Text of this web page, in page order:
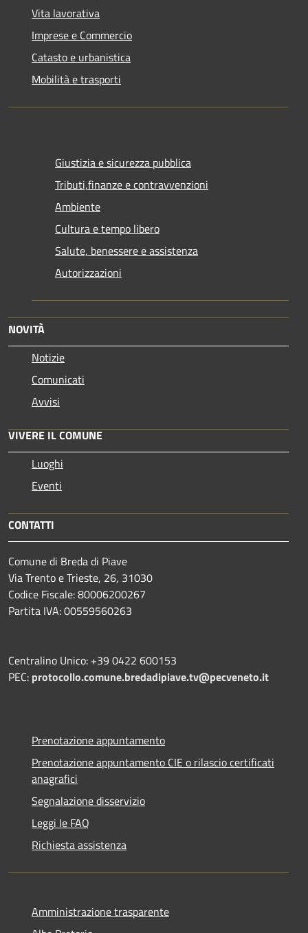
Vita lavorativa
Imprese e Commercio
Catasto e urbanistica
Mobilità e trasporti
Giustizia e sicurezza pubblica
Tributi,finanze e contravvenzioni
Ambiente
Cultura e tempo libero
Salute, benessere e assistenza
Autorizzazioni
NOVITÀ
Notizie
Comunicati
Avvisi
VIVERE IL COMUNE
Luoghi
Eventi
CONTATTI
Comune di Breda di Piave
Via Trento e Trieste, 26, 31030
Codice Fiscale: 80006200267
Partita IVA: 00559560263
Centralino Unico: +39 0422 600153
PEC: protocollo.comune.bredadipiave.tv@pecveneto.it
Prenotazione appuntamento
Prenotazione appuntamento CIE o rilascio certificati
anagrafici
Segnalazione disservizio
Leggi le FAQ
Richiesta assistenza
Amministrazione trasparente